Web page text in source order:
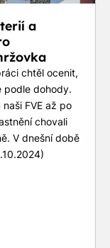
a
chtěl ocenit,
podle dohody.
FVE až po
chovali
V dnešní době